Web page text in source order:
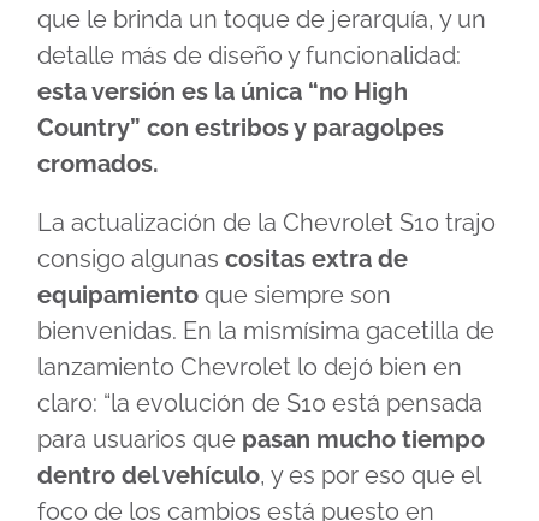
que le brinda un toque de jerarquía, y un
detalle más de diseño y funcionalidad:
esta versión es la única “no High
Country” con estribos y paragolpes
cromados.
La actualización de la Chevrolet S10 trajo
consigo algunas cositas extra de
equipamiento que siempre son
bienvenidas. En la mismísima gacetilla de
lanzamiento Chevrolet lo dejó bien en
claro: “la evolución de S10 está pensada
para usuarios que pasan mucho tiempo
dentro del vehículo, y es por eso que el
foco de los cambios está puesto en